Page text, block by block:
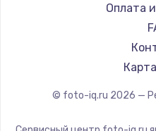
Оплата
© foto-iq.ru 2026 —